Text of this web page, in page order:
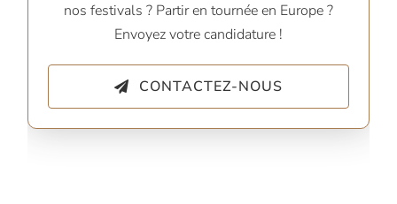
nos festivals ? Partir en tournée en Europe ?
Envoyez votre candidature !
CONTACTEZ-NOUS